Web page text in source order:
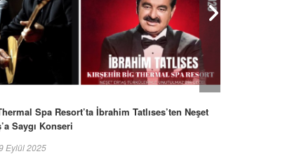
Spa Resort’ta İbrahim Tatlıses’ten Neşet
Saygı Konseri
Eylül 2025